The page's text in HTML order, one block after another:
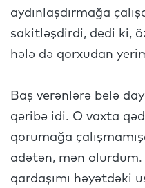
aydınlaşdırmağa
sakitləşdirdi, dedi ki,
hələ də qorxudan
Baş verənlərə belə
qəribə idi. O vaxta
qorumağa
adətən, mən
qardaşımı həyətdəki